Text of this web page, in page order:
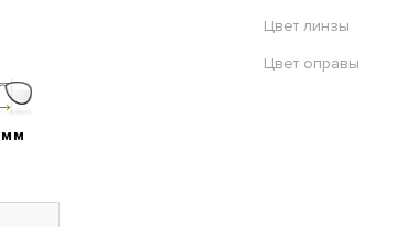
Цвет линзы
Цвет оправы